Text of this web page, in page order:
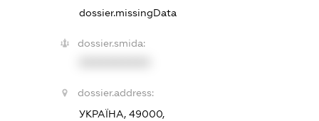
dossier.missingData
dossier.smida:
dossier.address:
УКРАЇНА, 49000,